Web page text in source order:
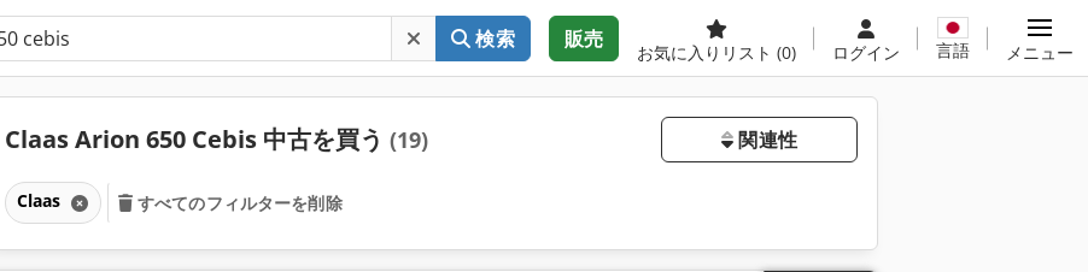
検索 販売
お気に入りリスト (0) ログイン 言語 メニュー
Claas Arion 650 Cebis 中古を買う (19) 関連性
Claas すべてのフィルターを削除